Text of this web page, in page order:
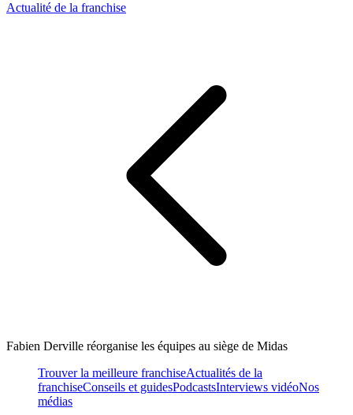
Actualité de la franchise
Fabien Derville réorganise les équipes au siège de Midas
Trouver la meilleure franchiseActualités de la
franchiseConseils et guidesPodcastsInterviews vidéoNos
médias